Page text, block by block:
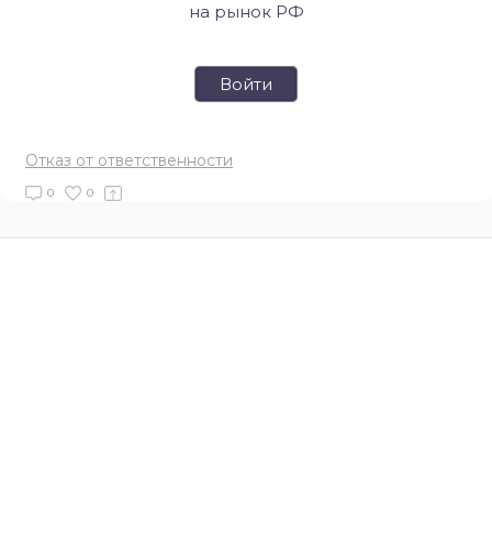
на рынок РФ
Войти
Отказ от ответственности
0 0